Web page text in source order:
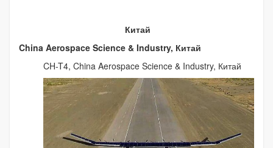
Китай
China Aerospace Science & Industry, Китай
CH-T4, China Aerospace Science & Industry, Китай